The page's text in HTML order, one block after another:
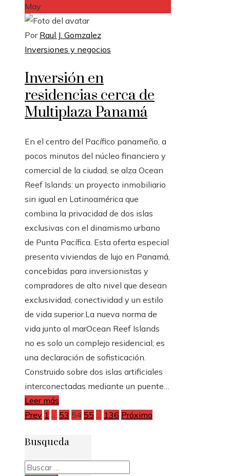
May
Por Raul J. Gomzalez
Inversiones y negocios
Inversión en
residencias cerca de
Multiplaza Panamá
En el centro del Pacífico panameño, a
pocos minutos del núcleo financiero y
comercial de la ciudad, se alza Ocean
Reef Islands: un proyecto inmobiliario
sin igual en Latinoamérica que
combina la privacidad de dos islas
exclusivas con el dinamismo urbano
de Punta Pacífica. Esta oferta especial
presenta viviendas de lujo en Panamá,
concebidas para inversionistas y
compradores de alto nivel que desean
exclusividad, conectividad y un estilo
de vida superior.La nueva norma de
vida junto al marOcean Reef Islands
no es solo un complejo residencial; es
una declaración de sofisticación.
Construido sobre dos islas artificiales
interconectadas mediante un puente…
Leer más
Paginación
de
entradas
Prev 1 53 54 55 136 Próximo
Busqueda
Buscar: